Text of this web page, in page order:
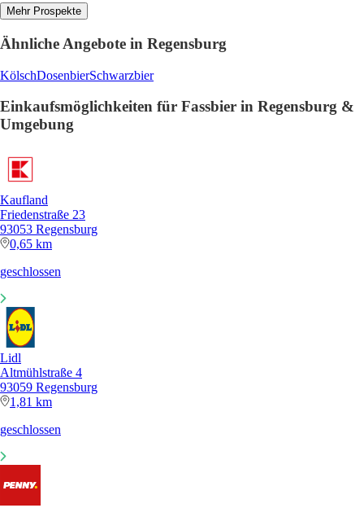
Mehr Prospekte
Ähnliche Angebote in Regensburg
KölschDosenbierSchwarzbier
Einkaufsmöglichkeiten für Fassbier in Regensburg &
Umgebung
Kaufland
Friedenstraße 23
93053 Regensburg
0,65 km
geschlossen
Lidl
Altmühlstraße 4
93059 Regensburg
1,81 km
geschlossen